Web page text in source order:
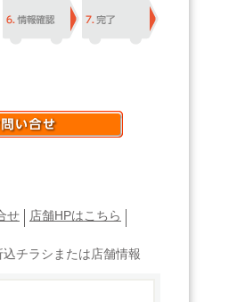
せ 店舗HPはこちら
込チラシまたは店舗情報